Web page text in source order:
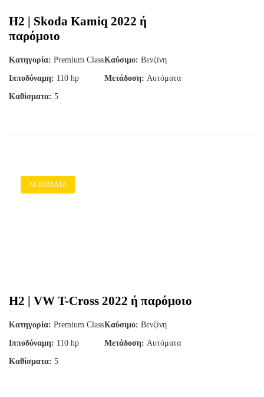
H2 | Skoda Kamiq 2022 ή
παρόμοιο
Κατηγορία: Premium ClassΚαύσιμο: Βενζίνη
Ιπποδύναμη: 110 hp Μετάδοση: Αυτόματα
Καθίσματα: 5
ΑΥΤΌΜΑΤΑ
H2 | VW T-Cross 2022 ή παρόμοιο
Κατηγορία: Premium ClassΚαύσιμο: Βενζίνη
Ιπποδύναμη: 110 hp Μετάδοση: Αυτόματα
Καθίσματα: 5